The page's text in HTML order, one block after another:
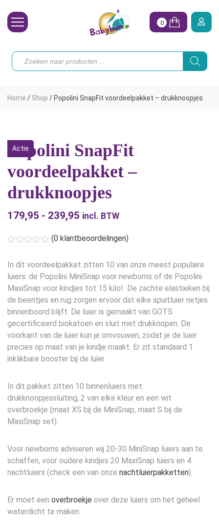
Toebehoren
Onze merken
Hoe begin ik?
0
Producten
zoeken
Home / Shop / Popolini SnapFit voordeelpakket – drukknoopjes
Actie
Popolini SnapFit
voordeelpakket –
drukknoopjes
179,95 - 239,95 Prijsklasse:
€239,95
incl. BTW
(0 klantbeoordelingen)
In dit voordeelpakket zitten 10 van onze meest populaire
luiers: de Popolini MiniSnap voor newborns of de Popolini
MaxiSnap voor kindjes tot 15 kilo! De zachte elastieken bij
de beentjes en rug zorgen ervoor dat elke spuitluier netjes
binnenboord blijft. De luier is gemaakt van GOTS
gecertificeerd biokatoen en sluit met drukknopen. De
voorkant van de luier kun je omvouwen, zodat je de luier
precies op maat van je kindje maakt. Er zit standaard 1
inklikbare booster bij de luier.
In dit pakket zitten 10 binnenluiers met
drukknoopjessluiting, 2 van elke kleur en een wit
overbroekje (maat XS bij de MiniSnap, maat S bij de
MaxiSnap set).
Voor newborns adviseren wij 20-30 MiniSnap luiers aan te
schaffen, voor oudere kindjes 20 MaxiSnap luiers en 4
nachtluiers (check een van onze nachtluierpakketten).
Er moet een overbroekje over deze luiers om het geheel
waterdicht te maken.